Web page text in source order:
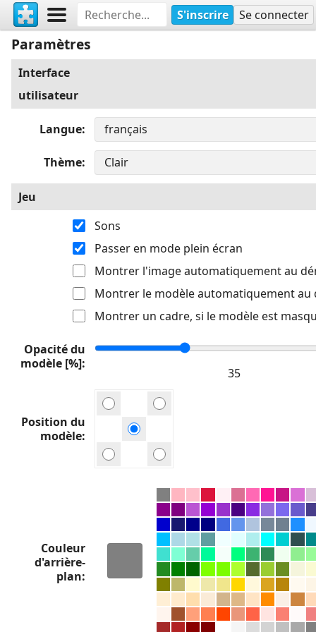
S'inscrire Se connecter
Paramètres
Interface
utilisateur
Langue
Thème
Jeu
Sons
Passer en mode plein écran
Montrer l'image automatiquement au
Montrer le modèle automatiquement au
Montrer un cadre, si le modèle est
Opacité du
modèle [%]
Position du
modèle
Couleur
d'arrière-
plan